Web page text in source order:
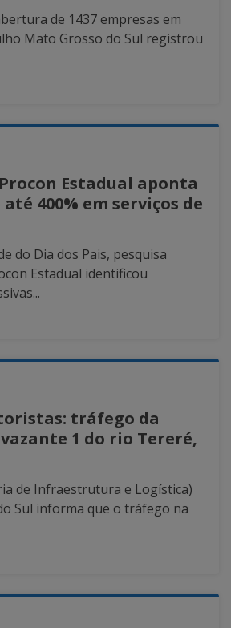
de 1437 empresas em
Mato Grosso do Sul registrou
Estadual aponta
400% em serviços de
do Dia dos Pais, pesquisa
Estadual identificou
tráfego da
1 do rio Tereré,
de Infraestrutura e Logística)
Sul informa que o tráfego na